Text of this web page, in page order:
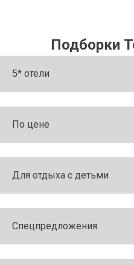
Подборки
5* отели
По цене
Для отдыха с детьми
Спецпредложения